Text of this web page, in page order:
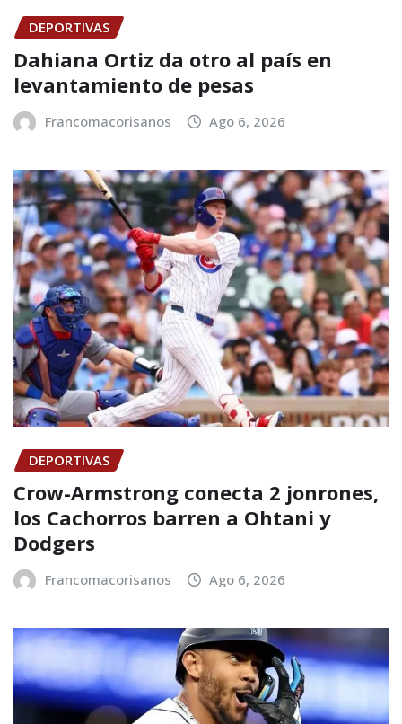
DEPORTIVAS
Dahiana Ortiz da otro al país en
levantamiento de pesas
Francomacorisanos Ago 6, 2026
DEPORTIVAS
Crow-Armstrong conecta 2 jonrones,
los Cachorros barren a Ohtani y
Dodgers
Francomacorisanos Ago 6, 2026